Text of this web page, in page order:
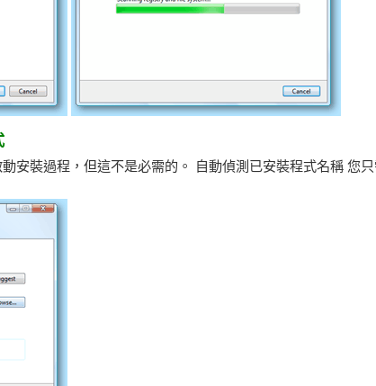
安裝過程，但這不是必需的。 自動偵測已安裝程式名稱 您